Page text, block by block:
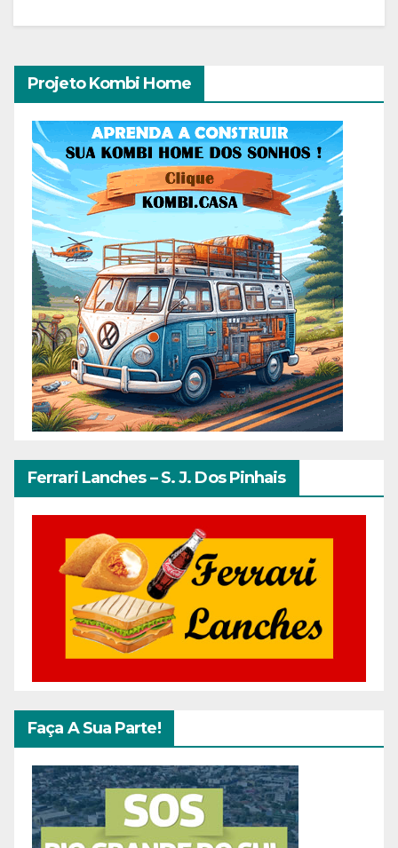
Projeto Kombi Home
Ferrari Lanches – S. J. Dos Pinhais
Faça A Sua Parte!